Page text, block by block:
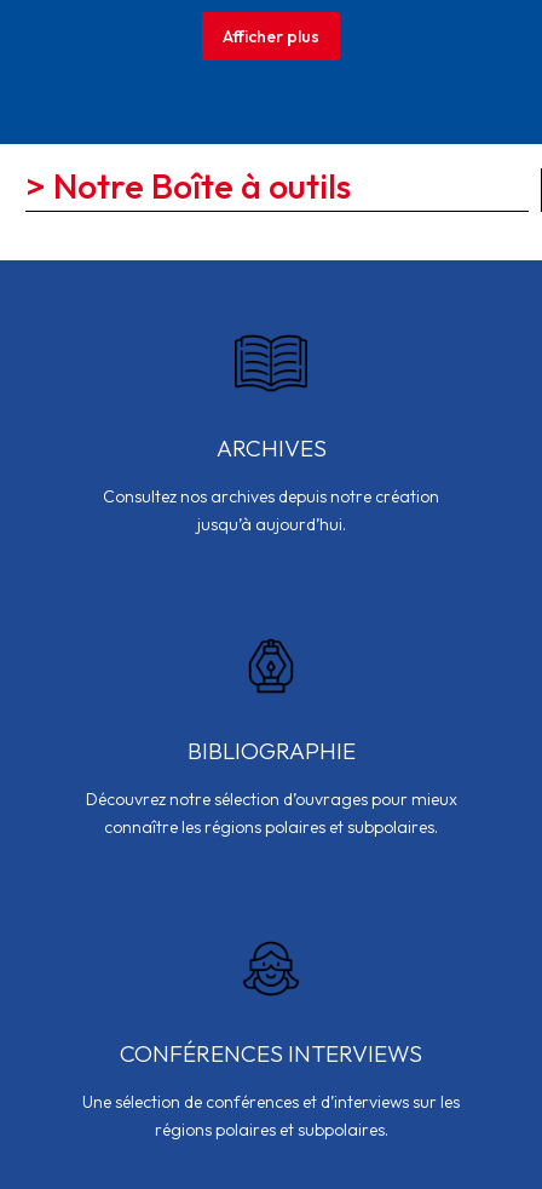
Afficher plus
> Notre Boîte à outils
ARCHIVES
Consultez nos archives depuis notre création
jusqu’à aujourd’hui.
BIBLIOGRAPHIE
Découvrez notre sélection d’ouvrages pour mieux
connaître les régions polaires et subpolaires.
CONFÉRENCES INTERVIEWS
Une sélection de conférences et d’interviews sur les
régions polaires et subpolaires.